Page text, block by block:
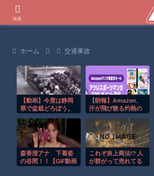
ホーム 交通事故
【動画】今度は静岡
県で盆栽どろぼう。
【朗報】Amazon、
汗が飛び散る灼熱の
ル（50%還元）」を
開催！
森香澄アナ 下着姿
の谷間！！【GIF動画
これぞ炎上商法!? 人
が群がって売れてる
検索